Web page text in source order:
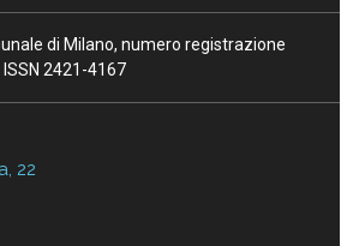
di Milano, numero registrazione
2421-4167
22